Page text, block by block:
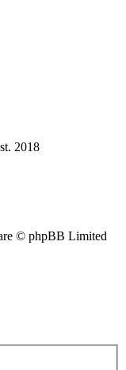
2018
© phpBB Limited